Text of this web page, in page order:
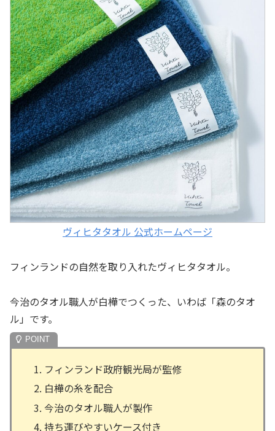
ヴィヒタタオル 公式ホームページ
フィンランドの自然を取り入れたヴィヒタタオル。
今治のタオル職人が白樺でつくった、いわば「森のタオ
ル」です。
フィンランド政府観光局が監修
白樺の糸を配合
今治のタオル職人が製作
持ち運びやすいケース付き